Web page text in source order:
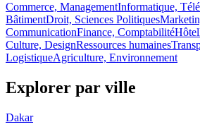
Commerce, ManagementInformatique,
BâtimentDroit, Sciences Politiques
CommunicationFinance, Comptabilité
Culture, DesignRessources humaines
LogistiqueAgriculture, Environnement
Explorer par ville
Dakar